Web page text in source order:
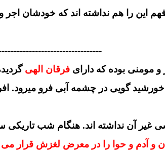
این را هم نداشته اند که خودشان
فرقان الهی
گویی در چشمه آبی فرو میرود.
آن نداشته اند. هنگام شب تاریکی
آدم و حوا را در معرض لغزش قرار می